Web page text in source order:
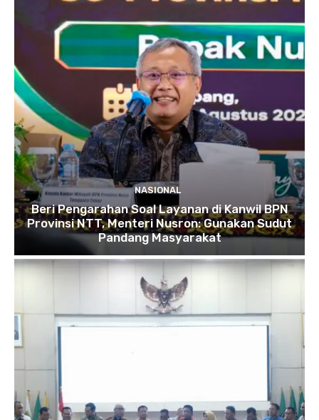
NASIONAL
Beri Pengarahan Soal Layanan di Kanwil BPN
Provinsi NTT, Menteri Nusron: Gunakan Sudut
Pandang Masyarakat